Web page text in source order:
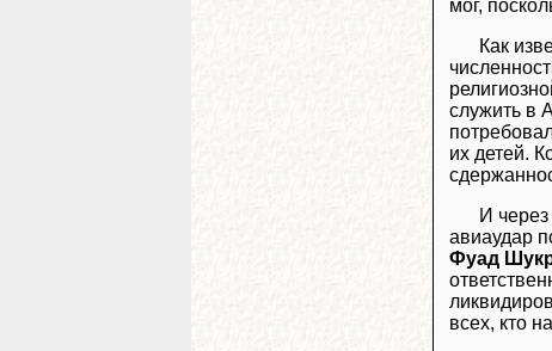
мог,
Как
служить в
их детей.
И
авиаудар
Фуад
всех, кто